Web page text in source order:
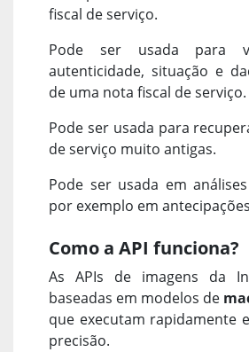
fiscal de serviço.
Pode ser usada para
autenticidade, situação e
de uma nota fiscal de serviço.
Pode ser usada para
de serviço muito antigas.
Pode ser usada em
por exemplo em
Como a API funciona?
As APIs de imagens da
baseadas em modelos de
que executam rapidamente
precisão.